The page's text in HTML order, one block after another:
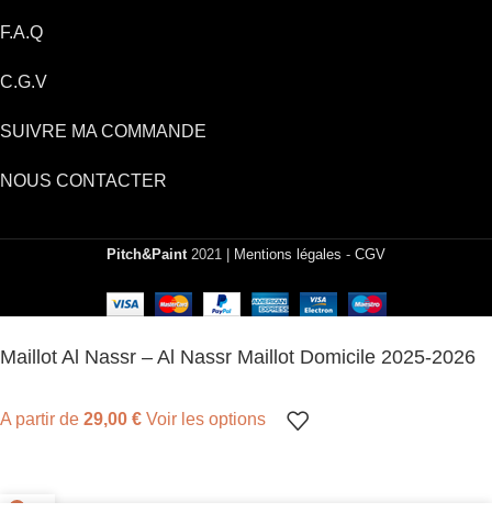
F.A.Q
C.G.V
SUIVRE MA COMMANDE
NOUS CONTACTER
Pitch&Paint 2021 | Mentions légales - CGV
Maillot Al Nassr – Al Nassr Maillot Domicile 2025-2026
A partir de 29,00 € Voir les options